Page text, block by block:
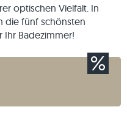
optischen Vielfalt. In
die fünf schönsten
Ihr Badezimmer!